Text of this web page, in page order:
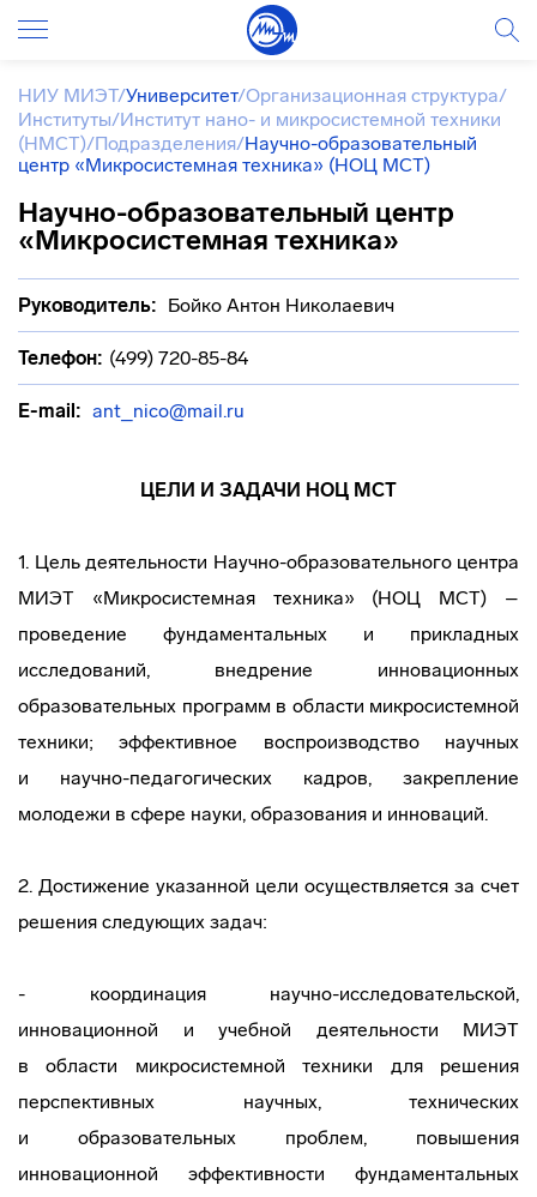
НИУ МИЭТ/Университет/Организационная структура/
Институты/Институт нано- и микросистемной техники
(НМСТ)/Подразделения/Научно-образовательный
центр «Микросистемная техника» (НОЦ МСТ)
Научно-образовательный центр
«Микросистемная техника»
Руководитель: Бойко Антон Николаевич
Телефон: (499) 720-85-84
E-mail: ant_nico@mail.ru
ЦЕЛИ И ЗАДАЧИ НОЦ МСТ
1. Цель деятельности Научно-образовательногоцентра
МИЭТ «Микросистемная техника» (НОЦ МСТ) –
проведение фундаментальных и прикладных
исследований, внедрение инновационных
образовательных программ в области микросистемной
техники; эффективное воспроизводство научных
и научно-педагогических кадров, закрепление
молодежи в сфере науки, образования и инноваций.
2. Достижение указанной цели осуществляется за счет
решения следующих задач:
- координация научно-исследовательской,
инновационной и учебной деятельности МИЭТ
в области микросистемной техники для решения
перспективных научных, технических
и образовательных проблем, повышения
инновационной эффективности фундаментальных